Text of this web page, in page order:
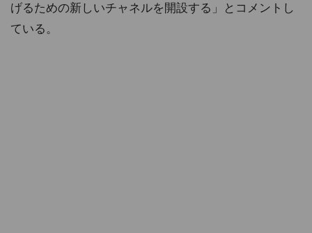
げるための新しいチャネルを開設する」とコメントし
ている。